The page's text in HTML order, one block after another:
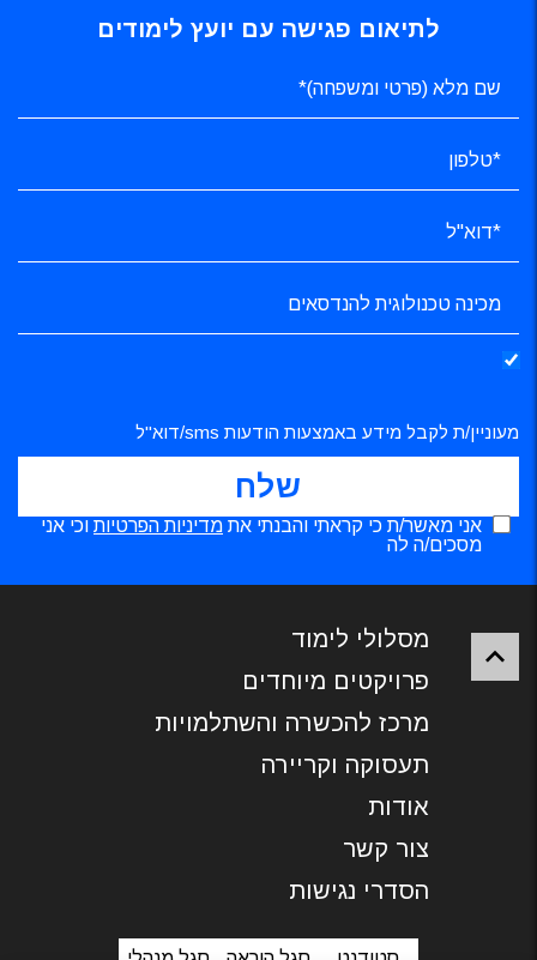
לתיאום פגישה עם יועץ לימודים
מעוניין/ת לקבל מידע באמצעות הודעות sms/דוא"ל
אני מאשר/ת כי קראתי והבנתי את מדיניות הפרטיות וכי אני
מסכים/ה לה
מסלולי לימוד
פרויקטים מיוחדים
מרכז להכשרה והשתלמויות
תעסוקה וקריירה
אודות
צור קשר
הסדרי נגישות